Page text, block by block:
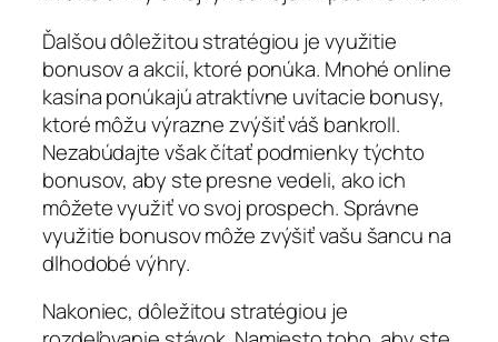
Ďalšou dôležitou stratégiou je využitie
bonusov a akcií, ktoré ponúka. Mnohé online
kasína ponúkajú atraktívne uvítacie bonusy,
ktoré môžu výrazne zvýšiť váš bankroll.
Nezabúdajte však čítať podmienky týchto
bonusov, aby ste presne vedeli, ako ich
môžete využiť vo svoj prospech. Správne
využitie bonusov môže zvýšiť vašu šancu na
dlhodobé výhry.
Nakoniec, dôležitou stratégiou je